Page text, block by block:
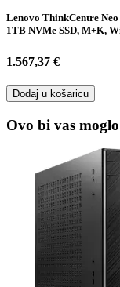
Lenovo ThinkCentre
1TB NVMe SSD, M+K,
1.567,37 €
Dodaj u košaricu
Ovo bi vas